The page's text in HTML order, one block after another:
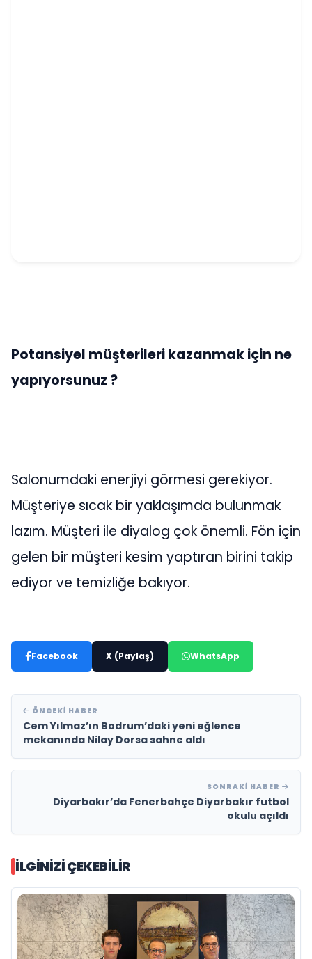
Potansiyel müşterileri kazanmak için ne
yapıyorsunuz ?
Salonumdaki enerjiyi görmesi gerekiyor.
Müşteriye sıcak bir yaklaşımda bulunmak
lazım. Müşteri ile diyalog çok önemli. Fön için
gelen bir müşteri kesim yaptıran birini takip
ediyor ve temizliğe bakıyor.
Facebook X (Paylaş) WhatsApp
ÖNCEKI HABER
Cem Yılmaz’ın Bodrum’daki yeni eğlence
mekanında Nilay Dorsa sahne aldı
SONRAKI HABER
Diyarbakır’da Fenerbahçe Diyarbakır futbol
okulu açıldı
İLGINIZI ÇEKEBILIR